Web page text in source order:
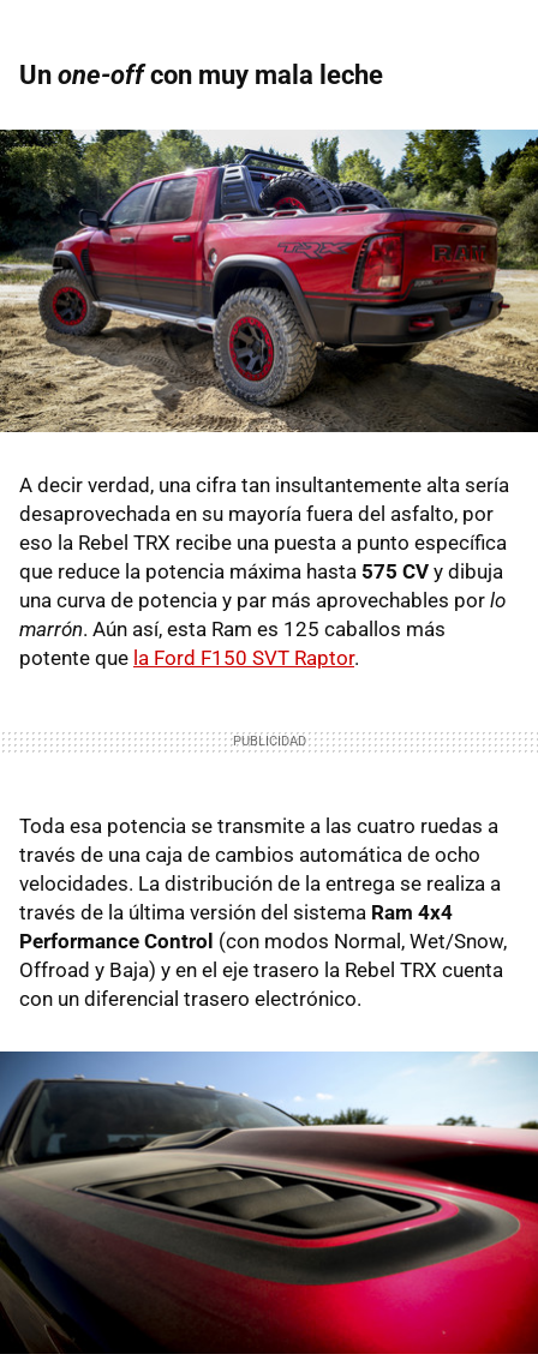
Un one-offcon muy mala leche
A decir verdad, una cifra tan insultantemente alta sería
desaprovechada en su mayoría fuera del asfalto, por
eso la Rebel TRX recibe una puesta a punto específica
que reduce la potencia máxima hasta 575 CV y dibuja
una curva de potencia y par más aprovechables por lo
marrón. Aún así, esta Ram es 125 caballos más
potente que la Ford F150 SVT Raptor.
Toda esa potencia se transmite a las cuatro ruedas a
través de una caja de cambios automática de ocho
velocidades. La distribución de la entrega se realiza a
través de la última versión del sistema Ram 4x4
Performance Control (con modos Normal, Wet/Snow,
Offroad y Baja) y en el eje trasero la Rebel TRX cuenta
con un diferencial trasero electrónico.